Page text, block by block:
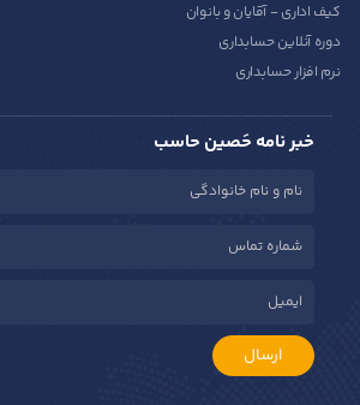
کیف اداری - آقایان و بانوان
دوره آنلاین حسابداری
نرم افزار حسابداری
خبر نامه حَصین حاسب
ارسال